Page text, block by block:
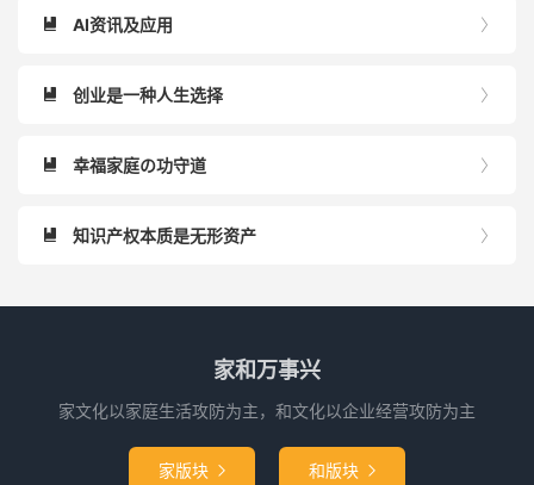

 AI资讯及应用

 创业是一种人生选择

 幸福家庭の功守道

 知识产权本质是无形资产
家和万事兴
家文化以家庭生活攻防为主，和文化以企业经营攻防为主
家版块  和版块 